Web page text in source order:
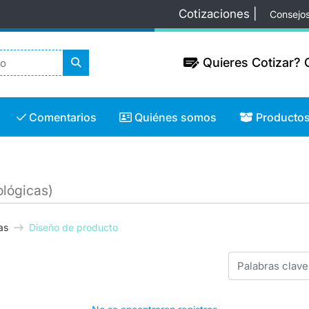
Cotizaciones |
Quieres Cotizar?
Quieres Cotizar?
Comentarios
Comentarios Quiénes somos
Quiénes somos Productos
Productos
Diseño de producto